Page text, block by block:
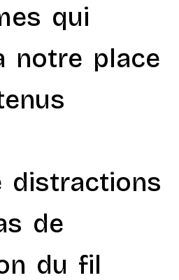
qui
notre place
distractions
de
du fil